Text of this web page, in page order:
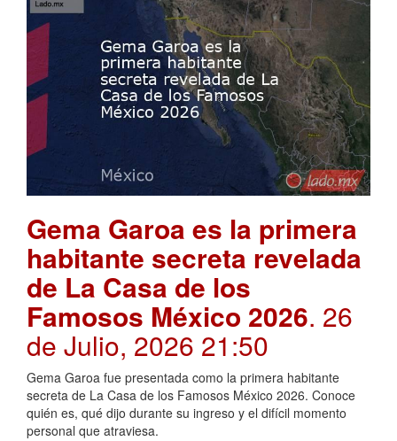
Gema Garoa es la primera
habitante secreta revelada
de La Casa de los
Famosos México 2026. 26
de Julio, 2026 21:50
Gema Garoa fue presentada como la primera habitante
secreta de La Casa de los Famosos México 2026. Conoce
quién es, qué dijo durante su ingreso y el difícil momento
personal que atraviesa.